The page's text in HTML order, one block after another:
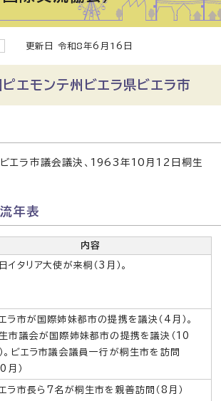
更新日 令和8年6月16日
ピエモンテ州ビエラ県ビエラ市
ラ市議会議決、1963年10月12日桐生
年表
内容
イタリア大使が来桐（3月）。
ラ市が国際姉妹都市の提携を議決（4月）。
市議会が国際姉妹都市の提携を議決（10
。ビエラ市議会議員一行が桐生市を訪問
月）
ラ市長ら7名が桐生市を親善訪問（8月）